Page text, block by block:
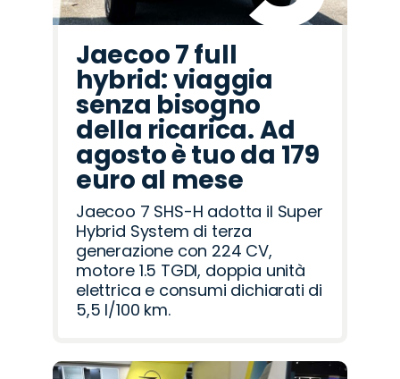
Jaecoo 7 full
hybrid: viaggia
senza bisogno
della ricarica. Ad
agosto è tuo da 179
euro al mese
Jaecoo 7 SHS-H adotta il Super
Hybrid System di terza
generazione con 224 CV,
motore 1.5 TGDI, doppia unità
elettrica e consumi dichiarati di
5,5 l/100 km.